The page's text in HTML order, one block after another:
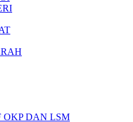
OKP DAN LSM